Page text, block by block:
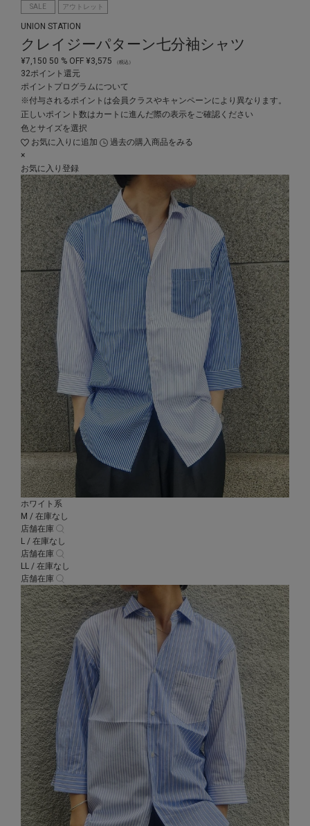
SALE アウトレット
UNION STATION
クレイジーパターン七分袖シャツ
¥7,150 50 % OFF ¥3,575 （税込）
32ポイント還元
ポイントプログラムについて
※付与されるポイントは会員クラスやキャンペーンにより異なります。
正しいポイント数はカートに進んだ際の表示をご確認ください
色とサイズを選択
お気に入りに追加
過去の購入商品をみる
×
お気に入り登録
ホワイト系
M / 在庫なし
店舗在庫
L / 在庫なし
店舗在庫
LL / 在庫なし
店舗在庫